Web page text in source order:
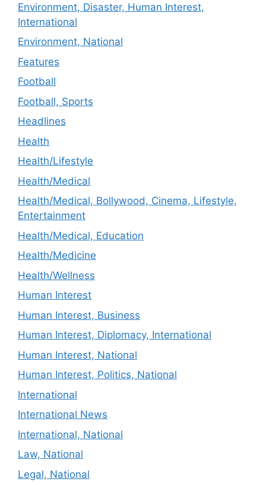
Environment, Disaster, Human Interest,
International
Environment, National
Features
Football
Football, Sports
Headlines
Health
Health/Lifestyle
Health/Medical
Health/Medical, Bollywood, Cinema, Lifestyle,
Entertainment
Health/Medical, Education
Health/Medicine
Health/Wellness
Human Interest
Human Interest, Business
Human Interest, Diplomacy, International
Human Interest, National
Human Interest, Politics, National
International
International News
International, National
Law, National
Legal, National